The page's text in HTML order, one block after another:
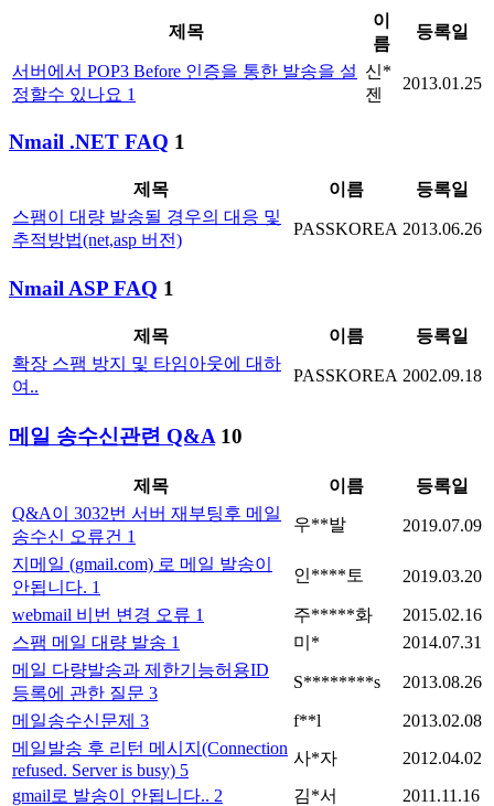
제목
이
름
등록일
서버에서 POP3 Before 인증을 통한 발송을 설
정할수 있나요 1
신*
젠
2013.01.25
Nmail .NET FAQ 1
제목 이름
등록일
스팸이 대량 발송될 경우의 대응 및
추적방법(net,asp 버전)
PASSKOREA 2013.06.26
Nmail ASP FAQ 1
제목 이름
등록일
확장 스팸 방지 및 타임아웃에 대하
여..
PASSKOREA 2002.09.18
메일 송수신관련 Q&A 10
제목 이름
등록일
Q&A이 3032번 서버 재부팅후 메일
송수신 오류건 1
우**발 2019.07.09
지메일 (gmail.com) 로 메일 발송이
안됩니다. 1
인****토 2019.03.20
webmail 비번 변경 오류 1 주*****화
2015.02.16
스팸 메일 대량 발송 1 미*
2014.07.31
메일 다량발송과 제한기능허용ID
등록에 관한 질문 3
S********s 2013.08.26
메일송수신문제 3 f**l
2013.02.08
메일발송 후 리턴 메시지(Connection
refused. Server is busy) 5
사*자
2012.04.02
gmail로 발송이 안됩니다.. 2 김*서
2011.11.16